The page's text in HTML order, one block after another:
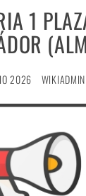
1
2026 WIKIADMIN